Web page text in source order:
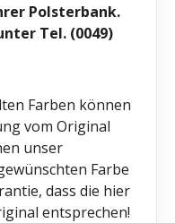
Polsterbank.
Tel. (0049)
Farben können
vom Original
unser
Farbe
dass die hier
entsprechen!